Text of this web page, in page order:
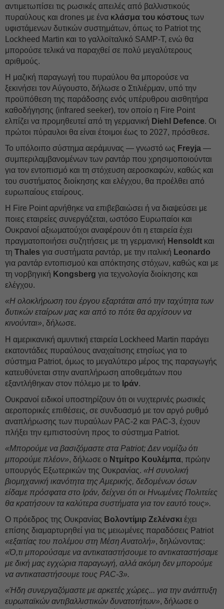
αντιμετωπίσει τις ρωσικές απειλές από βαλλιστικούς
πυραύλους και drones με ένα κλάσμα του κόστους των
υφιστάμενων δυτικών συστημάτων, όπως το Patriot της
Lockheed Martin και το γαλλοϊταλικό SAMP-T, ενώ θα
μπορούσε τελικά να παραχθεί σε πολύ μεγαλύτερους
αριθμούς.
Η μαζική παραγωγή του πυραύλου θα μπορούσε να
ξεκινήσει τον Αύγουστο, δήλωσε ο Στιλιέρμαν, υπό την
προϋπόθεση της παράδοσης ενός υπέρυθρου αισθητήρα
καθοδήγησης (infrared seeker), τον οποίο η Fire Point
ελπίζει να προμηθευτεί από τη γερμανική Diehl Defence. Οι
πρώτοι πύραυλοι θα είναι έτοιμοι έως το 2027, πρόσθεσε.
Το υπόλοιπο σύστημα αεράμυνας — γνωστό ως Freyja —
συμπεριλαμβανομένων των ραντάρ που χρησιμοποιούνται
για τον εντοπισμό και τη στόχευση αεροσκαφών, καθώς και
του συστήματος διοίκησης και ελέγχου, θα προέλθει από
ευρωπαίους εταίρους.
Η Fire Point αρνήθηκε να επιβεβαιώσει ή να διαψεύσει με
ποιες εταιρείες συνεργάζεται, ωστόσο Ευρωπαίοι και
Ουκρανοί αξιωματούχοι αναφέρουν ότι η εταιρεία έχει
πραγματοποιήσει συζητήσεις με τη γερμανική Hensoldt και
τη Thales για συστήματα ραντάρ, με την ιταλική Leonardo
για ραντάρ εντοπισμού και απόκτησης στόχων, καθώς και με
τη νορβηγική Kongsberg για τεχνολογία διοίκησης και
ελέγχου.
«Η ολοκλήρωση του έργου εξαρτάται από την ταχύτητα των
δυτικών εταίρων μας και από το πότε θα αρχίσουν να
κινούνται», δήλωσε.
Η αμερικανική αμυντική εταιρεία Lockheed Martin παράγει
εκατοντάδες πυραύλους αναχαίτισης ετησίως για το
σύστημα Patriot, όμως το μεγαλύτερο μέρος της παραγωγής
κατευθύνεται στην αναπλήρωση αποθεμάτων που
εξαντλήθηκαν στον πόλεμο με το Ιράν.
Ουκρανοί ειδικοί υποστηρίζουν ότι οι νυχτερινές ρωσικές
αεροπορικές επιθέσεις, σε συνδυασμό με τον αργό ρυθμό
αναπλήρωσης των πυραύλων PAC-2 και PAC-3, έχουν
πλήξει την εμπιστοσύνη προς το σύστημα Patriot.
«Μπορούμε να βασιζόμαστε στα Patriot; Δεν νομίζω ότι
μπορούμε πλέον», δήλωσε ο Ντμίτρο Κουλέμπα, πρώην
υπουργός Εξωτερικών της Ουκρανίας. «Η συνολική
βιομηχανική ικανότητα της Αμερικής, δεδομένων όσων
είδαμε πρόσφατα στο Ιράν, δείχνει ότι οι Ηνωμένες Πολιτείες
θα κρατήσουν τα καλύτερα συστήματα για τον εαυτό τους».
Ο πρόεδρος της Ουκρανίας Βολοντίμιρ Ζελένσκι έχει
επίσης διαμαρτυρηθεί για τις μειωμένες παραδόσεις Patriot
«εξαιτίας του πολέμου στη Μέση Ανατολή», δηλώνοντας:
«Ό,τι μπορούσαμε να αντικαταστήσουμε το αντικαταστήσαμε
με δική μας εγχώρια παραγωγή, αλλά ακόμη δεν μπορούμε
να αντικαταστήσουμε τους PAC-3».
«Ήδη συνεργαζόμαστε με αρκετές χώρες... για την ανάπτυξη
ευρωπαϊκών αντιβαλλιστικών δυνατοτήτων», δήλωσε ο